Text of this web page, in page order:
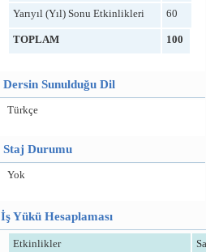
Yarıyıl (Yıl) Sonu Etkinlikleri 60
TOPLAM 100
Dersin Sunulduğu Dil
Türkçe
Staj Durumu
Yok
İş Yükü Hesaplaması
Etkinlikler